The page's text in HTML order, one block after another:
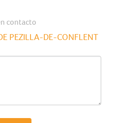
contacto
PEZILLA-DE-CONFLENT